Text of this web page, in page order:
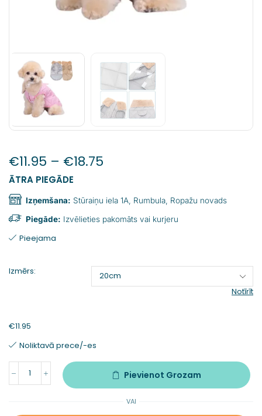
€11.95 – €18.75
ĀTRA PIEGĀDE
Izņemšana: Stūraiņu iela 1A, Rumbula, Ropažu novads
Piegāde: Izvēlieties pakomāts vai kurjeru
Pieejama
Izmērs:
Notīrīt
€11.95
Noliktavā prece/-es
Pievienot Grozam
VAI